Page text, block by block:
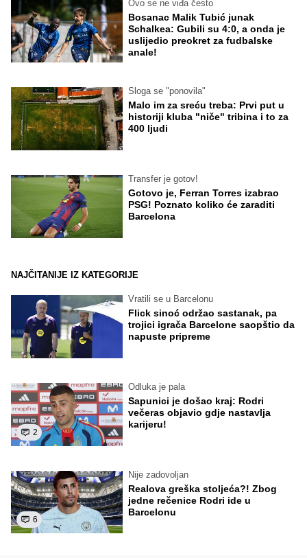
Ovo se ne viđa često
Bosanac Malik Tubić junak
Schalkea: Gubili su 4:0, a onda je
uslijedio preokret za fudbalske
anale!
Sloga se "ponovila"
Malo im za sreću treba: Prvi put u
historiji kluba "niče" tribina i to za
400 ljudi
Transfer je gotov!
Gotovo je, Ferran Torres izabrao
PSG! Poznato koliko će zaraditi
Barcelona
NAJČITANIJE IZ KATEGORIJE
Vratili se u Barcelonu
Flick sinoć održao sastanak, pa
trojici igrača Barcelone saopštio da
napuste pripreme
2
Odluka je pala
Sapunici je došao kraj: Rodri
večeras objavio gdje nastavlja
karijeru!
6
Nije zadovoljan
Realova greška stoljeća?! Zbog
jedne rečenice Rodri ide u
Barcelonu